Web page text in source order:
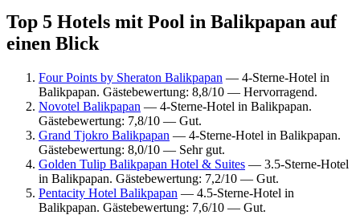
Top 5 Hotels mit Pool in Balikpapan auf
einen Blick
Four Points by Sheraton Balikpapan — 4-Sterne-Hotel in
Balikpapan. Gästebewertung: 8,8/10 — Hervorragend.
Novotel Balikpapan — 4-Sterne-Hotel in Balikpapan.
Gästebewertung: 7,8/10 — Gut.
Grand Tjokro Balikpapan — 4-Sterne-Hotel in Balikpapan.
Gästebewertung: 8,0/10 — Sehr gut.
Golden Tulip Balikpapan Hotel & Suites — 3.5-Sterne-Hotel
in Balikpapan. Gästebewertung: 7,2/10 — Gut.
Pentacity Hotel Balikpapan — 4.5-Sterne-Hotel in
Balikpapan. Gästebewertung: 7,6/10 — Gut.